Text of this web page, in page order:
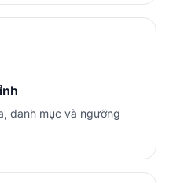
danh mục và ngưỡng